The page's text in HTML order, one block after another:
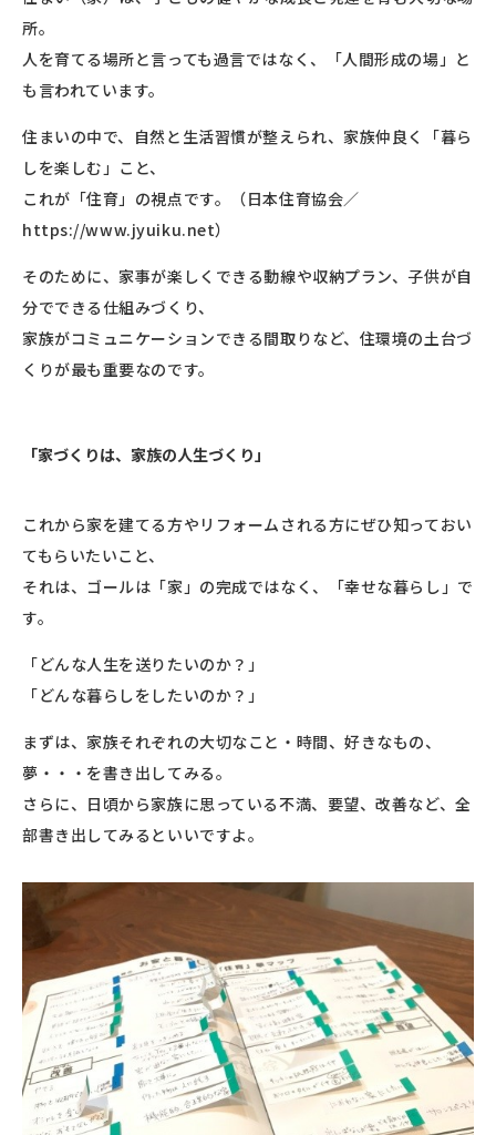
所。
人を育てる場所と言っても過言ではなく、「人間形成の場」と
も言われています。
住まいの中で、自然と生活習慣が整えられ、家族仲良く「暮ら
しを楽しむ」こと、
これが「住育」の視点です。（日本住育協会／
https://www.jyuiku.net）
そのために、家事が楽しくできる動線や収納プラン、子供が自
分でできる仕組みづくり、
家族がコミュニケーションできる間取りなど、住環境の土台づ
くりが最も重要なのです。
「家づくりは、家族の人生づくり」
これから家を建てる方やリフォームされる方にぜひ知っておい
てもらいたいこと、
それは、ゴールは「家」の完成ではなく、「幸せな暮らし」で
す。
「どんな人生を送りたいのか？」
「どんな暮らしをしたいのか？」
まずは、家族それぞれの大切なこと・時間、好きなもの、
夢・・・を書き出してみる。
さらに、日頃から家族に思っている不満、要望、改善など、全
部書き出してみるといいですよ。